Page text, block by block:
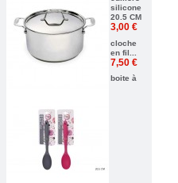
silicone
20.5 CM
3,00 €
cloche
en fil...
7,50 €
boite à